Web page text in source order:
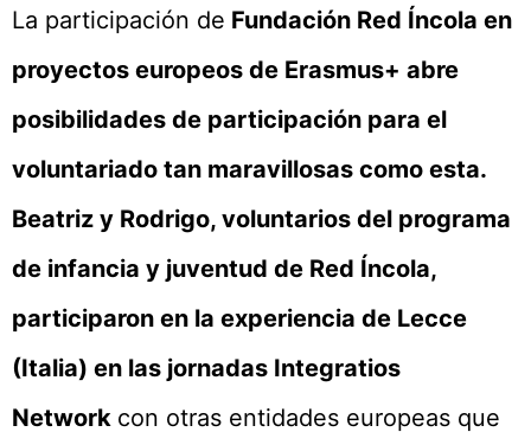
La participación de Fundación Red Íncola en
proyectos europeos de Erasmus+ abre
posibilidades de participación para el
voluntariado tan maravillosas como esta.
Beatriz y Rodrigo, voluntarios del programa
de infancia y juventud de Red Íncola,
participaron en la experiencia de Lecce
(Italia) en las jornadas Integratios
Network con otras entidades europeas que